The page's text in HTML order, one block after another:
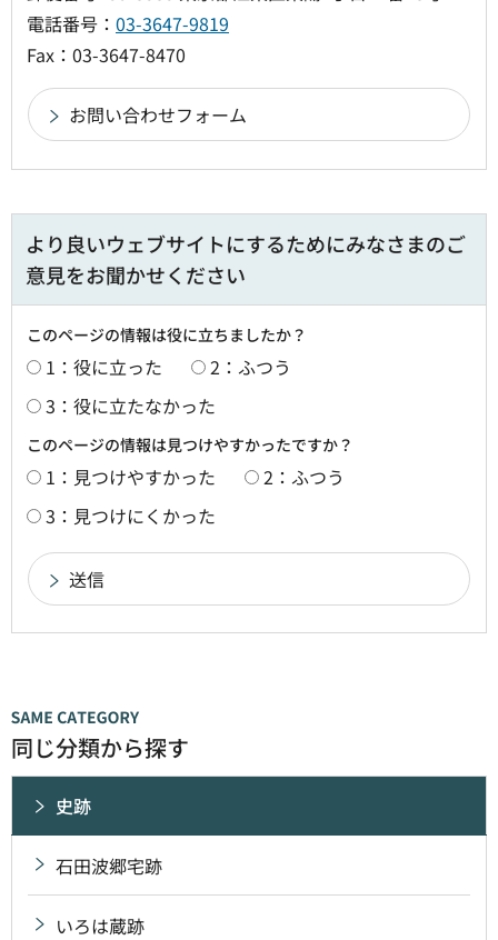
電話番号： 03-3647-9819
Fax：03-3647-8470
より良いウェブサイトにするためにみなさまのご
意見をお聞かせください
このページの情報は役に立ちましたか？
1：役に立った
2：ふつう
3：役に立たなかった
このページの情報は見つけやすかったですか？
1：見つけやすかった
2：ふつう
3：見つけにくかった
同じ分類から探す
史跡
石田波郷宅跡
いろは蔵跡